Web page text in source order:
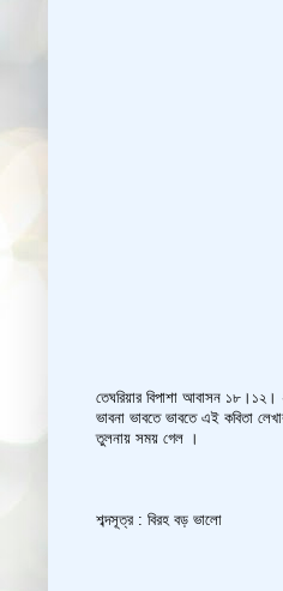
তেঘরিয়ার বিপাশা আবাসন
ভাবনা ভাবতে ভাবতে এই কবিতা
তুলনায় সময় গেল ।
শব্দসূত্র : বিরহ বড় ভালো